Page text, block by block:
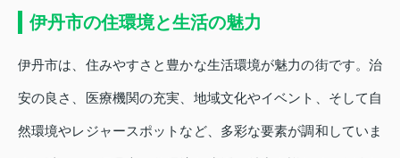
伊丹市の住環境と生活の魅力
伊丹市は、住みやすさと豊かな生活環境が魅力の街です。治
安の良さ、医療機関の充実、地域文化やイベント、そして自
然環境やレジャースポットなど、多彩な要素が調和していま